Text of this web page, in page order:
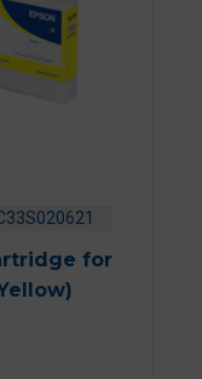
for